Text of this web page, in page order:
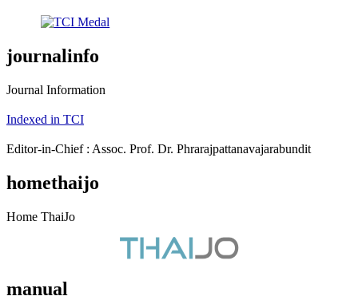
journalinfo
Journal Information
Indexed in TCI
Editor-in-Chief : Assoc. Prof. Dr. Phrarajpattanavajarabundit
homethaijo
Home ThaiJo
manual